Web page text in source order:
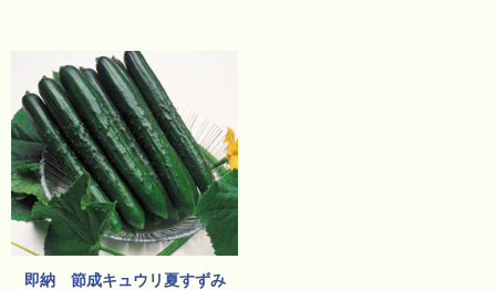
即納 節成キュウリ夏すずみ